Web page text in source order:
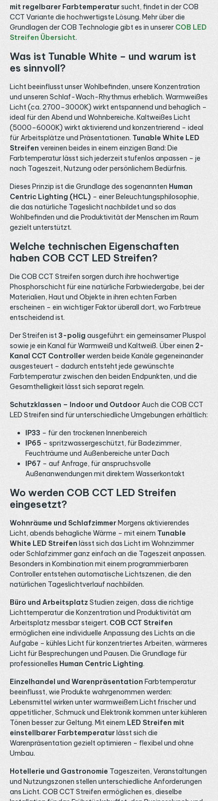
mit regelbarer Farbtemperatursucht, findet in der COB
CCT Variante die hochwertigste Lösung. Mehr über die
Grundlagen der COB Technologie gibt es in unserer COB LED
Streifen Übersicht.
Was ist Tunable White – und warum ist
es sinnvoll?
Licht beeinflusst unser Wohlbefinden, unsere Konzentration
und unseren Schlaf-Wach-Rhythmus erheblich. Warmweißes
Licht (ca. 2700–3000K) wirkt entspannend und behaglich –
ideal für den Abend und Wohnbereiche. Kaltweißes Licht
(5000–6000K) wirkt aktivierend und konzentrierend – ideal
für Arbeitsplätze und Präsentationen. Tunable White LED
Streifen vereinen beides in einem einzigen Band: Die
Farbtemperatur lässt sich jederzeit stufenlos anpassen – je
nach Tageszeit, Nutzung oder persönlichem Bedürfnis.
Dieses Prinzip ist die Grundlage des sogenannten Human
Centric Lighting (HCL) – einer Beleuchtungsphilosophie,
die das natürliche Tageslicht nachbildet und so das
Wohlbefinden und die Produktivität der Menschen im Raum
gezielt unterstützt.
Welche technischen Eigenschaften
haben COB CCT LED Streifen?
Die COB CCT Streifen sorgen durch ihre hochwertige
Phosphorschicht für eine natürliche Farbwiedergabe, bei der
Materialien, Haut und Objekte in ihren echten Farben
erscheinen – ein wichtiger Faktor überall dort, wo Farbtreue
entscheidend ist.
Der Streifen ist3-polig ausgeführt: ein gemeinsamer Pluspol
sowie je ein Kanal für Warmweiß und Kaltweiß. Über einen 2-
Kanal CCT Controllerwerden beide Kanäle gegeneinander
ausgesteuert – dadurch entsteht jede gewünschte
Farbtemperatur zwischen den beiden Endpunkten, und die
Gesamthelligkeit lässt sich separat regeln.
Schutzklassen – Indoor und OutdoorAuch die COB CCT
LED Streifen sind für unterschiedliche Umgebungen erhältlich:
IP33 – für den trockenen Innenbereich
IP65 – spritzwassergeschützt, für Badezimmer,
Feuchträume und Außenbereiche unter Dach
IP67 – auf Anfrage, für anspruchsvolle
Außenanwendungen mit direktem Wasserkontakt
Wo werden COB CCT LED Streifen
eingesetzt?
Wohnräume und Schlafzimmer Morgens aktivierendes
Licht, abends behagliche Wärme – mit einem Tunable
White LED Streifen lässt sich das Licht im Wohnzimmer
oder Schlafzimmer ganz einfach an die Tageszeit anpassen.
Besonders in Kombination mit einem programmierbaren
Controller entstehen automatische Lichtszenen, die den
natürlichen Tageslichtverlauf nachbilden.
Büro und Arbeitsplatz Studien zeigen, dass die richtige
Lichttemperatur die Konzentration und Produktivität am
Arbeitsplatz messbar steigert. COB CCT Streifen
ermöglichen eine individuelle Anpassung des Lichts an die
Aufgabe – kühles Licht für konzentriertes Arbeiten, wärmeres
Licht für Besprechungen und Pausen. Die Grundlage für
professionelles Human Centric Lighting.
Einzelhandel und Warenpräsentation Farbtemperatur
beeinflusst, wie Produkte wahrgenommen werden:
Lebensmittel wirken unter warmweißem Licht frischer und
appetitlicher, Schmuck und Elektronik kommen unter kühleren
Tönen besser zur Geltung. Mit einem LED Streifen mit
einstellbarer Farbtemperatur lässt sich die
Warenpräsentation gezielt optimieren – flexibel und ohne
Umbau.
Hotellerie und Gastronomie Tageszeiten, Veranstaltungen
und Nutzungszonen stellen unterschiedliche Anforderungen
ans Licht. COB CCT Streifen ermöglichen es, dieselbe